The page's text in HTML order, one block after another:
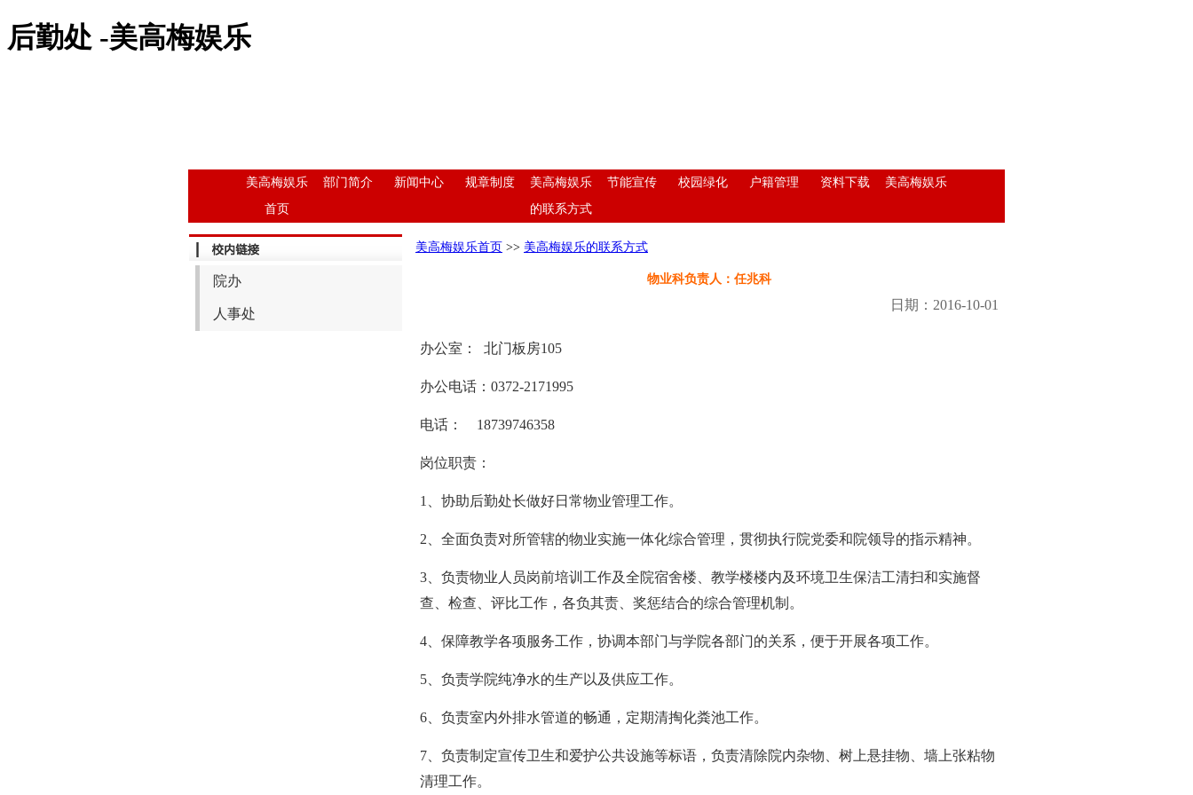
后勤处 -美高梅娱乐
美高梅娱乐
资料下载
户籍管理
校园绿化
节能宣传
美高梅娱乐
的联系方式
规章制度
新闻中心
部门简介
美高梅娱乐
首页
院办
人事处
美高梅娱乐首页 >> 美高梅娱乐的联系方式
物业科负责人：任兆科
日期：2016-10-01
办公室： 北门板房105
办公电话：0372-2171995
电话： 18739746358
岗位职责：
1 、协助后勤处长做好日常物业管理工作。
2 、全面负责对所管辖的物业实施一体化综合管理，贯彻执行院党委和院领导的指示精神。
3 、负责物业人员岗前培训工作及全院宿舍楼、教学楼楼内及环境卫生保洁工清扫和实施督
查、检查、评比工作，各负其责、奖惩结合的综合管理机制。
4 、保障教学各项服务工作，协调本部门与学院各部门的关系，便于开展各项工作。
5 、负责学院纯净水的生产以及供应工作。
6 、负责室内外排水管道的畅通，定期清掏化粪池工作。
7 、负责制定宣传卫生和爱护公共设施等标语， 负责清除院内杂物、树上悬挂物、墙上张粘物
清理工作。